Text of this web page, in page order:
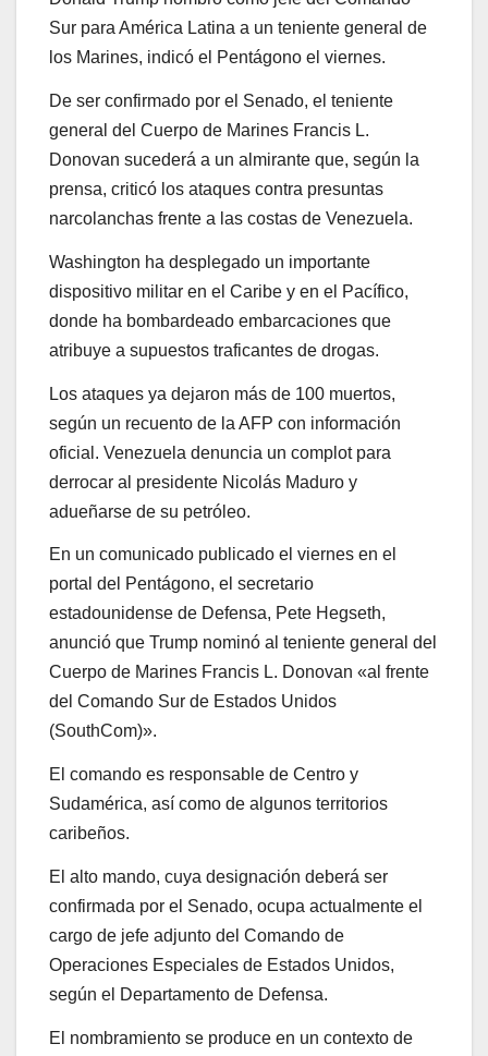
Sur para América Latina a un teniente general de
los Marines, indicó el Pentágono el viernes.
De ser confirmado por el Senado, el teniente
general del Cuerpo de Marines Francis L.
Donovan sucederá a un almirante que, según la
prensa, criticó los ataques contra presuntas
narcolanchas frente a las costas de Venezuela.
Washington ha desplegado un importante
dispositivo militar en el Caribe y en el Pacífico,
donde ha bombardeado embarcaciones que
atribuye a supuestos traficantes de drogas.
Los ataques ya dejaron más de 100 muertos,
según un recuento de la AFP con información
oficial. Venezuela denuncia un complot para
derrocar al presidente Nicolás Maduro y
adueñarse de su petróleo.
En un comunicado publicado el viernes en el
portal del Pentágono, el secretario
estadounidense de Defensa, Pete Hegseth,
anunció que Trump nominó al teniente general del
Cuerpo de Marines Francis L. Donovan «al frente
del Comando Sur de Estados Unidos
(SouthCom)».
El comando es responsable de Centro y
Sudamérica, así como de algunos territorios
caribeños.
El alto mando, cuya designación deberá ser
confirmada por el Senado, ocupa actualmente el
cargo de jefe adjunto del Comando de
Operaciones Especiales de Estados Unidos,
según el Departamento de Defensa.
El nombramiento se produce en un contexto de